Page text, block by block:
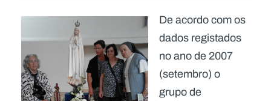
De acordo com os
dados registados
no ano de 2007
(setembro) o
grupo de